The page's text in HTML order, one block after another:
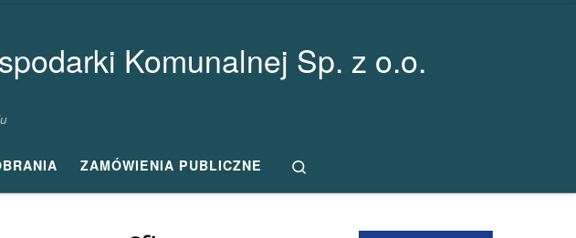
Komunalnej Sp. z o.o.
ZAMÓWIENIA PUBLICZNE